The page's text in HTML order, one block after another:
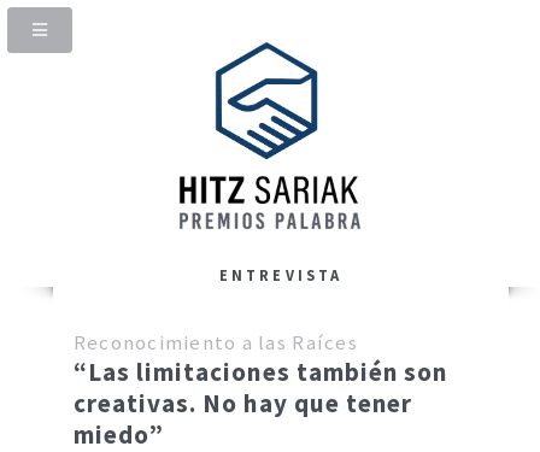
ENTREVISTA
Reconocimiento a las Raíces
“Las limitaciones también son
creativas. No hay que tener
miedo”